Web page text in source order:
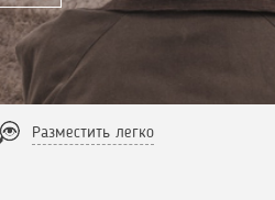
Разместить легко